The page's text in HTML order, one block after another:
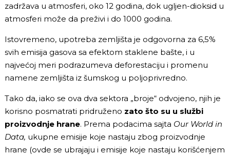
zadržava u atmosferi, oko 12 godina, dok ugljen-dioksid u
atmosferi može da preživi i do 1000 godina.
Istovremeno, upotreba zemljišta je odgovorna za 6,5%
svih emisija gasova sa efektom staklene bašte, i u
najvećoj meri podrazumeva deforestaciju i promenu
namene zemljišta iz šumskog u poljoprivredno.
Tako da, iako se ova dva sektora „broje“ odvojeno, njih je
korisno posmatrati pridruženo zato što su u službi
proizvodnje hrane. Prema podacima sajta Our World in
Data, ukupne emisije koje nastaju zbog proizvodnje
hrane (ovde se ubrajaju i emisije koje nastaju korišćenjem